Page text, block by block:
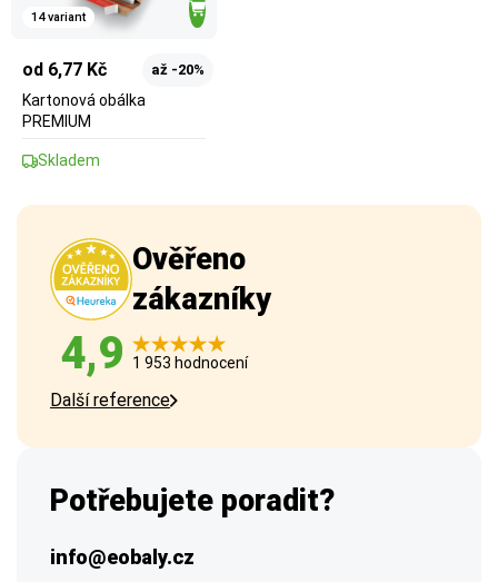
14 variant
od 6,77 Kč až -20%
Kartonová obálka
PREMIUM
Skladem
Ověřeno
zákazníky
4,9 1 953 hodnocení
Další reference
Potřebujete poradit?
info@eobaly.cz